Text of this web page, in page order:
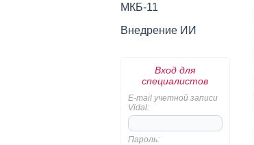
МКБ-11
Внедрение ИИ
Вход для
специалистов
E-mail учетной записи
Vidal:
Пароль: